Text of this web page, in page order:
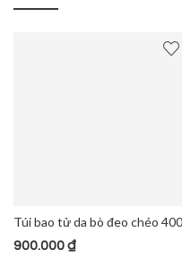
Balo túi xách du lịch da bò 182
1.600.000